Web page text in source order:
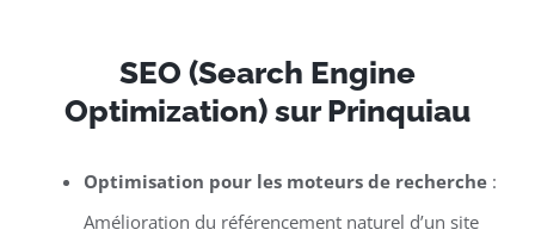
SEO (Search Engine
Optimization) sur Prinquiau
Optimisation pour les moteurs de recherche:
Amélioration du référencement naturel d’un site